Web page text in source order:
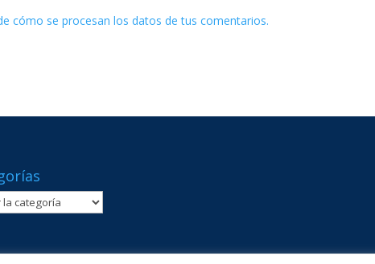
cómo se procesan los datos de tus comentarios.